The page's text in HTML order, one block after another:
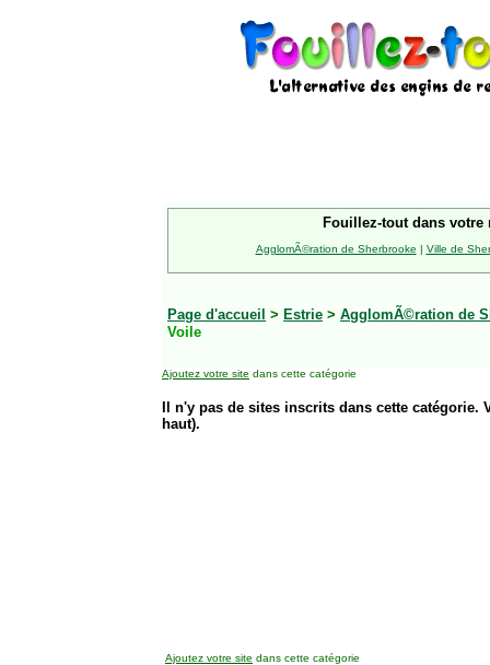
Fouillez-tout dans votre
AgglomÃ©ration de Sherbrooke | Ville de
Page d'accueil > Estrie > AgglomÃ©ration de
Voile
Ajoutez votre site dans cette catégorie
Il n'y pas de sites inscrits dans cette
haut).
Ajoutez votre site dans cette catégorie